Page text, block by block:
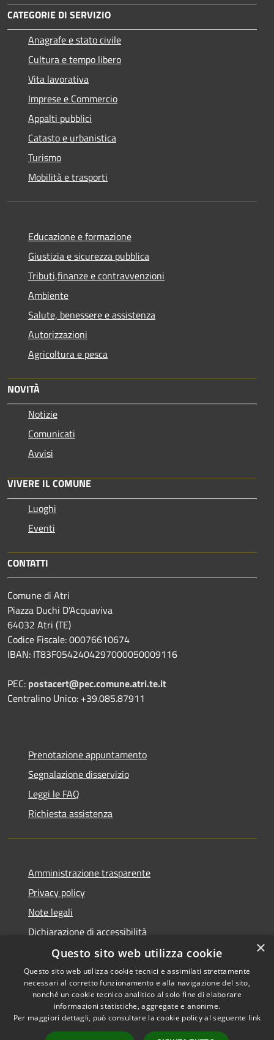
CATEGORIE DI SERVIZIO
Anagrafe e stato civile
Cultura e tempo libero
Vita lavorativa
Imprese e Commercio
Appalti pubblici
Catasto e urbanistica
Turismo
Mobilità e trasporti
Educazione e formazione
Giustizia e sicurezza pubblica
Tributi,finanze e contravvenzioni
Ambiente
Salute, benessere e assistenza
Autorizzazioni
Agricoltura e pesca
NOVITÀ
Notizie
Comunicati
Avvisi
VIVERE IL COMUNE
Luoghi
Eventi
CONTATTI
Comune di Atri
Piazza Duchi D'Acquaviva
64032 Atri (TE)
Codice Fiscale: 00076610674
IBAN: IT83F0542404297000050009116
PEC: postacert@pec.comune.atri.te.it
Centralino Unico: +39.085.87911
Prenotazione appuntamento
Segnalazione disservizio
Leggi le FAQ
Richiesta assistenza
Amministrazione trasparente
Privacy policy
Note legali
Dichiarazione di accessibilità
Accessibilità
Privacy
Copyright © 2026 • Comune di
Atri • Powered by
Municipium•Accesso
×
Questo sito web utilizza cookie
Questo sito web utilizza cookie tecnici e assimilati strettamente
necessari al corretto funzionamento e alla navigazione del sito,
nonché un cookie tecnico analitico al solo fine di elaborare
informazioni statistiche, aggregate e anonime.
Per maggiori dettagli, può consultare la cookie policy al seguente link